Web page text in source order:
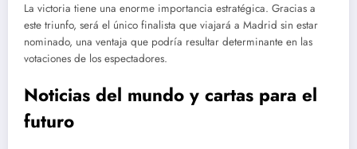
La victoria tiene una enorme importancia estratégica. Gracias a
este triunfo, será el único finalista que viajará a Madrid sin estar
nominado, una ventaja que podría resultar determinante en las
votaciones de los espectadores.
Noticias del mundo y cartas para el
futuro